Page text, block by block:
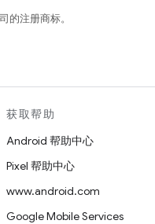
的注册商标。
获取帮助
Android 帮助中心
Pixel 帮助中心
www.android.com
Google Mobile Services